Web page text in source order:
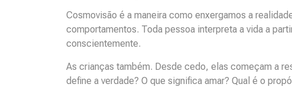
Cosmovisão é a maneira como enxergamos a
comportamentos. Toda pessoa interpreta a vida a
conscientemente.
As crianças também. Desde cedo, elas começam a
define a verdade? O que significa amar? Qual é o